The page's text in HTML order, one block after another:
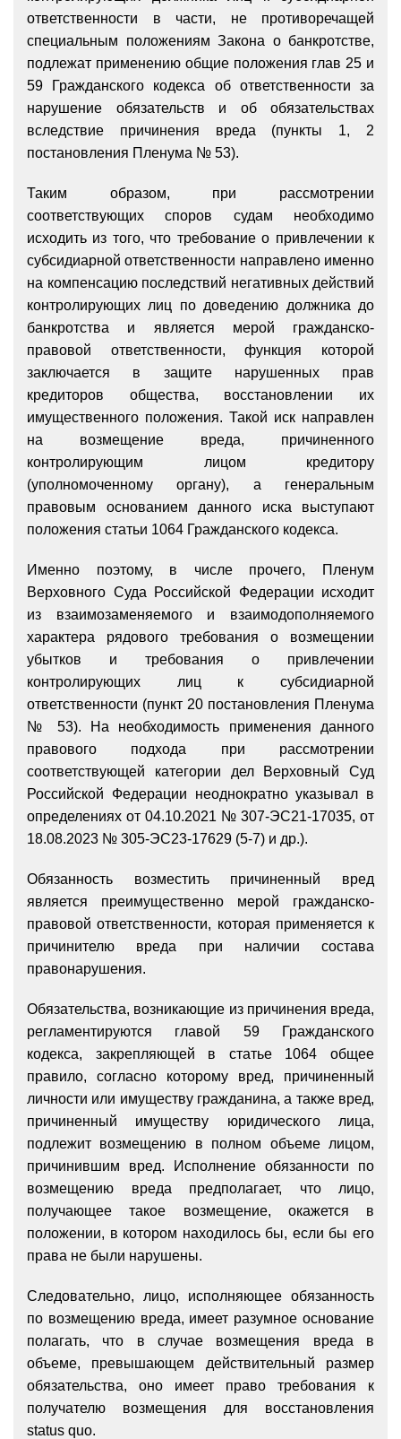
ответственности в части, не противоречащей
специальным положениям Закона о банкротстве,
подлежат применению общие положения глав 25 и
59 Гражданского кодекса об ответственности за
нарушение обязательств и об обязательствах
вследствие причинения вреда (пункты 1, 2
постановления Пленума № 53).
Таким образом, при рассмотрении
соответствующих споров судам необходимо
исходить из того, что требование о привлечении к
субсидиарной ответственности направлено именно
на компенсацию последствий негативных действий
контролирующих лиц по доведению должника до
банкротства и является мерой гражданско-
правовой ответственности, функция которой
заключается в защите нарушенных прав
кредиторов общества, восстановлении их
имущественного положения. Такой иск направлен
на возмещение вреда, причиненного
контролирующим лицом кредитору
(уполномоченному органу), а генеральным
правовым основанием данного иска выступают
положения статьи 1064 Гражданского кодекса.
Именно поэтому, в числе прочего, Пленум
Верховного Суда Российской Федерации исходит
из взаимозаменяемого и взаимодополняемого
характера рядового требования о возмещении
убытков и требования о привлечении
контролирующих лиц к субсидиарной
ответственности (пункт 20 постановления Пленума
№ 53). На необходимость применения данного
правового подхода при рассмотрении
соответствующей категории дел Верховный Суд
Российской Федерации неоднократно указывал в
определениях от 04.10.2021 № 307-ЭС21-17035, от
18.08.2023 № 305-ЭС23-17629 (5-7) и др.).
Обязанность возместить причиненный вред
является преимущественно мерой гражданско-
правовой ответственности, которая применяется к
причинителю вреда при наличии состава
правонарушения.
Обязательства, возникающие из причинения вреда,
регламентируются главой 59 Гражданского
кодекса, закрепляющей в статье 1064 общее
правило, согласно которому вред, причиненный
личности или имуществу гражданина, а также вред,
причиненный имуществу юридического лица,
подлежит возмещению в полном объеме лицом,
причинившим вред. Исполнение обязанности по
возмещению вреда предполагает, что лицо,
получающее такое возмещение, окажется в
положении, в котором находилось бы, если бы его
права не были нарушены.
Следовательно, лицо, исполняющее обязанность
по возмещению вреда, имеет разумное основание
полагать, что в случае возмещения вреда в
объеме, превышающем действительный размер
обязательства, оно имеет право требования к
получателю возмещения для восстановления
status quo.